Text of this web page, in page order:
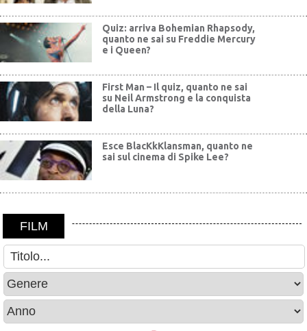
Quiz: arriva Bohemian Rhapsody,
quanto ne sai su Freddie Mercury
e i Queen?
First Man – Il quiz, quanto ne sai
su Neil Armstrong e la conquista
della Luna?
Esce BlacKkKlansman, quanto ne
sai sul cinema di Spike Lee?